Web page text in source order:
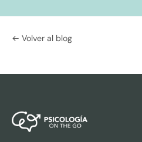
← Volver al blog